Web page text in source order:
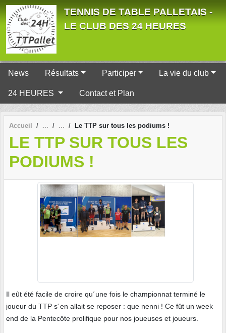
TENNIS DE TABLE PALLETAIS -
LE CLUB DES 24 HEURES
News Résultats Participer La vie du club
24 HEURES Contact et Plan
Accueil Le TTP sur tous les podiums !
LE TTP SUR TOUS LES
PODIUMS !
Il eût été facile de croire qu´une fois le championnat terminé le
joueur du TTP s´en allait se reposer : que nenni ! Ce fût un week
end de la Pentecôte prolifique pour nos joueuses et joueurs.
Panneau de gestion des cookies